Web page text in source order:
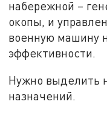
набережной –
окопы, и
военную машину
эффективности.
Нужно выделить
назначений.